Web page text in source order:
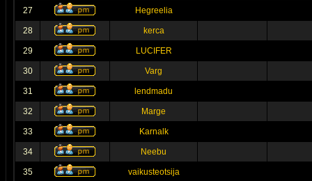
27 Hegreelia
28 kerca
29 LUCIFER
30 Varg
31 lendmadu
32 Marge
33 Karnalk
34 Neebu
35 vaikusteotsija